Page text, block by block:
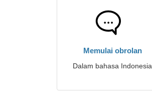
Memulai obrolan
Dalam bahasa Indonesia